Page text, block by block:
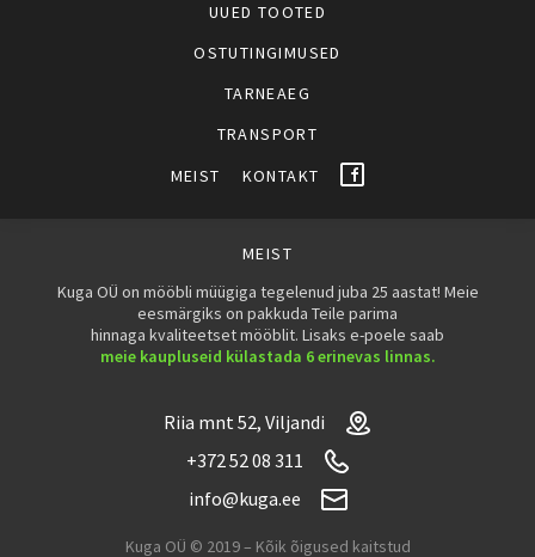
UUED TOOTED
OSTUTINGIMUSED
TARNEAEG
TRANSPORT
MEIST
KONTAKT
MEIST
Kuga OÜ on mööbli müügiga tegelenud juba 25 aastat! Meie
eesmärgiks on pakkuda Teile parima
hinnaga kvaliteetset mööblit. Lisaks e-poele saab
meie kaupluseid külastada 6 erinevas linnas.
Riia mnt 52, Viljandi
+372 52 08 311
info@kuga.ee
Kuga OÜ © 2019 – Kõik õigused kaitstud